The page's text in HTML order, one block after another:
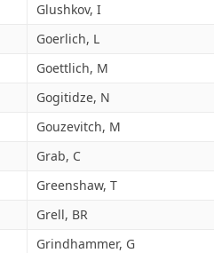
Glushkov, I
Goerlich, L
Goettlich, M
Gogitidze, N
Gouzevitch, M
Grab, C
Greenshaw, T
Grell, BR
Grindhammer, G